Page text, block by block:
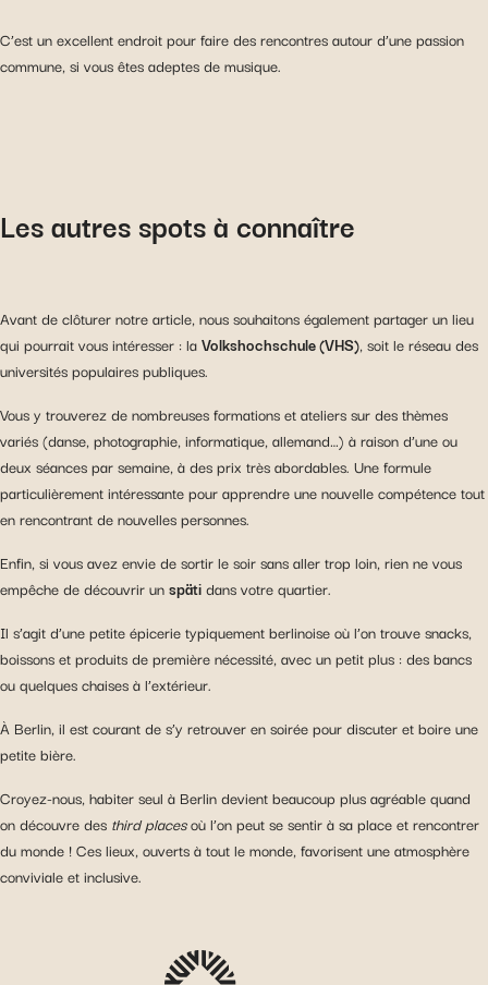
C’est un excellent endroit pour faire des rencontres autour d’une passion
commune, si vous êtes adeptes de musique.
Les autres spots à connaître
Avant de clôturer notre article, nous souhaitons également partager un lieu
qui pourrait vous intéresser : laVolkshochschule (VHS), soit le réseau des
universités populaires publiques.
Vous y trouverez de nombreuses formations et ateliers sur des thèmes
variés (danse, photographie, informatique, allemand…) à raison d’une ou
deux séances par semaine, à des prix très abordables. Une formule
particulièrement intéressante pour apprendre une nouvelle compétence tout
en rencontrant de nouvelles personnes.
Enfin, si vous avez envie de sortir le soir sans aller trop loin, rien ne vous
empêche de découvrir unspätidans votre quartier.
Il s’agit d’une petite épicerie typiquement berlinoise où l’on trouve snacks,
boissons et produits de première nécessité, avec un petit plus : des bancs
ou quelques chaises à l’extérieur.
À Berlin, il est courant de s’y retrouver en soirée pour discuter et boire une
petite bière.
Croyez-nous, habiter seul à Berlin devient beaucoup plus agréable quand
on découvre des third placesoù l’on peut se sentir à sa place et rencontrer
du monde ! Ces lieux, ouverts à tout le monde, favorisent une atmosphère
conviviale et inclusive.